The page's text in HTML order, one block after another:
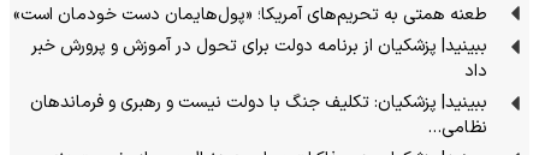
طعنه همتی به تحریم‌های آمریکا؛ «پول‌هایمان دست خودمان است»
ببینید| پزشکیان از برنامه دولت برای تحول در آموزش و پرورش خبر
داد
ببینید| پزشکیان: تکلیف جنگ با دولت نیست و رهبری و فرماندهان
نظامی…